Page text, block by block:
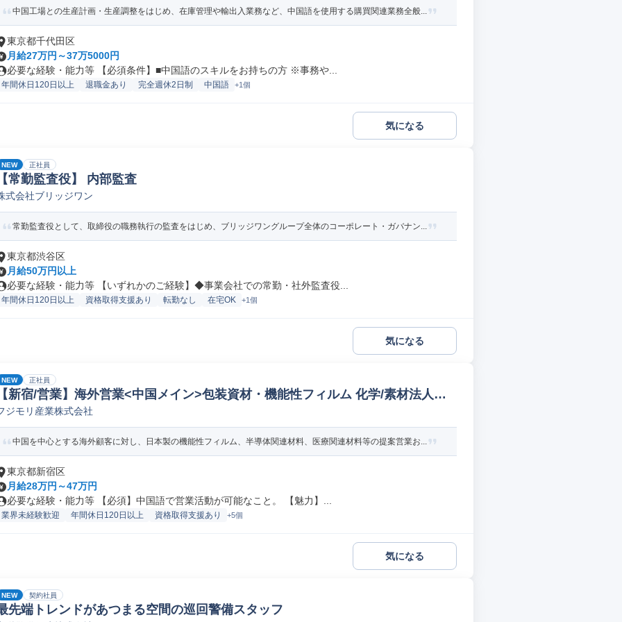
中国工場との生産計画・生産調整をはじめ、在庫管理や輸出入業務など、中国語を使用する購買関連業務全般...
東京都千代田区
月給27万円～37万5000円
必要な経験・能力等 【必須条件】■中国語のスキルをお持ちの方 ※事務や...
年間休日120日以上 退職金あり 完全週休2日制 中国語 +1個
気になる
NEW 正社員
常勤監査役】 内部監査
式会社ブリッジワン
常勤監査役として、取締役の職務執行の監査をはじめ、ブリッジワングループ全体のコーポレート・ガバナン...
東京都渋谷区
月給50万円以上
必要な経験・能力等 【いずれかのご経験】◆事業会社での常勤・社外監査役...
年間休日120日以上 資格取得支援あり 転勤なし 在宅OK +1個
気になる
NEW 正社員
新宿/営業】海外営業<中国メイン>包装資材・機能性フィルム 化学/素材法人営
ジモリ産業株式会社
中国を中心とする海外顧客に対し、日本製の機能性フィルム、半導体関連材料、医療関連材料等の提案営業お...
東京都新宿区
月給28万円～47万円
必要な経験・能力等 【必須】中国語で営業活動が可能なこと。 【魅力】...
業界未経験歓迎 年間休日120日以上 資格取得支援あり +5個
気になる
NEW 契約社員
先端トレンドがあつまる空間の巡回警備スタッフ